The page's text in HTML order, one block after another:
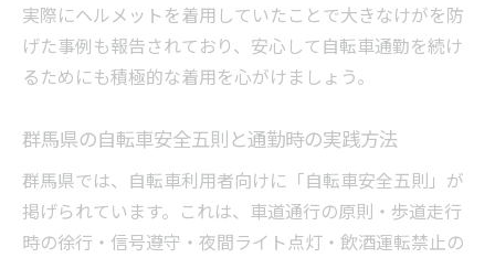
実際にヘルメットを着用していたことで大きなけがを防
げた事例も報告されており、安心して自転車通勤を続け
るためにも積極的な着用を心がけましょう。
群馬県の自転車安全五則と通勤時の実践方法
群馬県では、自転車利用者向けに「自転車安全五則」が
掲げられています。これは、車道通行の原則・歩道走行
時の徐行・信号遵守・夜間ライト点灯・飲酒運転禁止の